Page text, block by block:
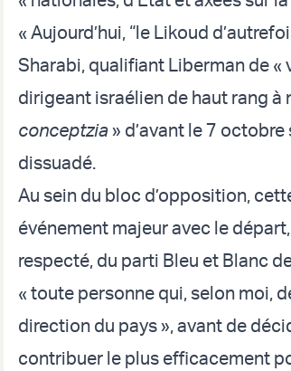
« Aujourd’hui, “le Likoud
Sharabi, qualifiant Liberman de
dirigeant israélien de haut rang à
conceptzia» d’avant le 7
dissuadé.
Au sein du bloc d’opposition,
événement majeur avec le
respecté, du parti Bleu et Blanc
« toute personne qui, selon moi,
direction du pays », avant de
contribuer le plus efficacement